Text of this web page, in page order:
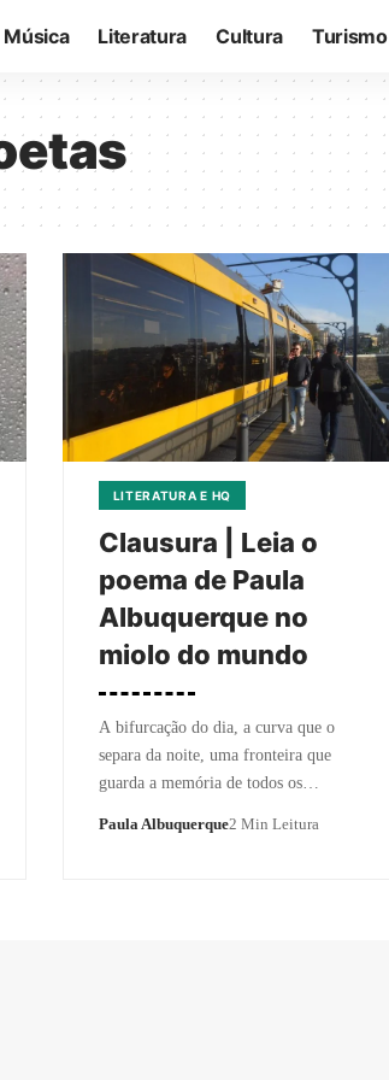
Música Literatura Cultura Turismo
LITERATURA E HQ
Clausura | Leia o
poema de Paula
Albuquerque no
miolo do mundo
A bifurcação do dia, a curva que o
separa da noite, uma fronteira que
guarda a memória de todos os…
Paula Albuquerque2 Min Leitura